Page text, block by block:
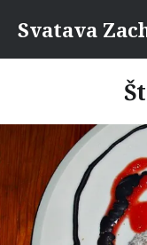
Svatava